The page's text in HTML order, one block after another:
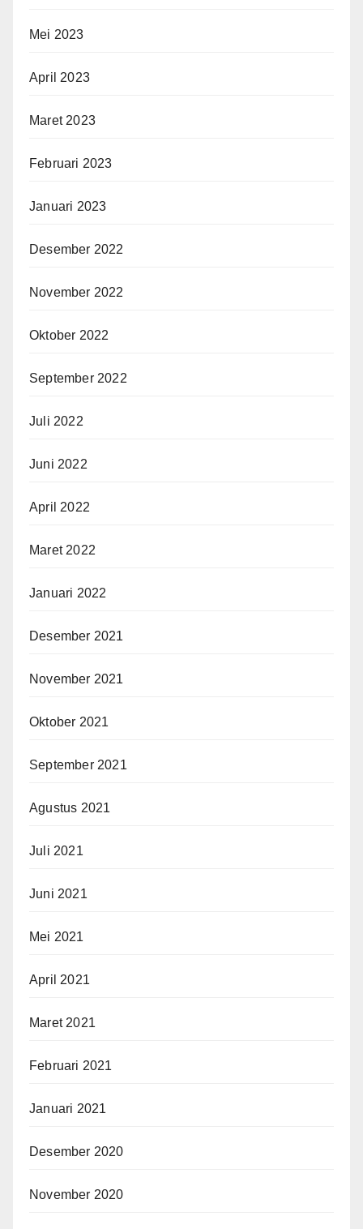
Mei 2023
April 2023
Maret 2023
Februari 2023
Januari 2023
Desember 2022
November 2022
Oktober 2022
September 2022
Juli 2022
Juni 2022
April 2022
Maret 2022
Januari 2022
Desember 2021
November 2021
Oktober 2021
September 2021
Agustus 2021
Juli 2021
Juni 2021
Mei 2021
April 2021
Maret 2021
Februari 2021
Januari 2021
Desember 2020
November 2020